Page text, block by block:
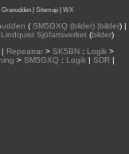
Granudden| Sitemap| WX
(SM5GXQ (bilder) |bilder) |
Sjöfartsverket (bilder)
Repeatrar> SK5BN: Logik>
> SM5GXQ : Logik | SDR |